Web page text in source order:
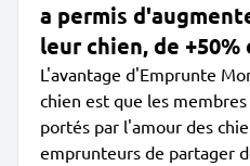
a permis
leur chien, de +50%
L'avantage d'Emprunte
chien est que les
portés par l'amour des
emprunteurs de partager